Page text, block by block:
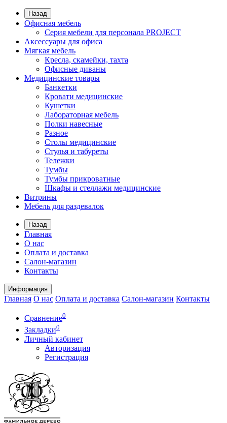
Назад
Офисная мебель
Серия мебели для персонала PROJECT
Аксессуары для офиса
Мягкая мебель
Кресла, скамейки, тахта
Офисные диваны
Медицинские товары
Банкетки
Кровати медицинские
Кушетки
Лабораторная мебель
Полки навесные
Разное
Столы медицинские
Стулья и табуреты
Тележки
Тумбы
Тумбы прикроватные
Шкафы и стеллажи медицинские
Витрины
Мебель для раздевалок
Назад
Главная
О нас
Оплата и доставка
Салон-магазин
Контакты
Информация
Главная О нас Оплата и доставка Салон-магазин Контакты
Сравнение0
Закладки0
Личный кабинет
Авторизация
Регистрация